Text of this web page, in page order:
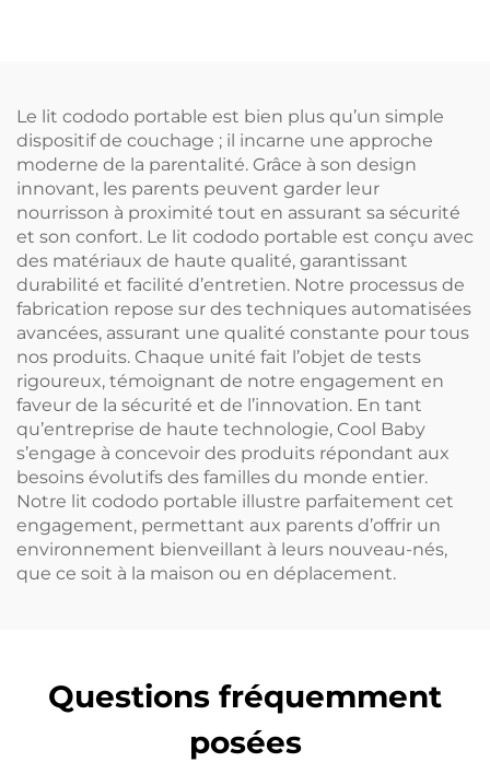
Le lit cododo portable est bien plus qu’un simple
dispositif de couchage ; il incarne une approche
moderne de la parentalité. Grâce à son design
innovant, les parents peuvent garder leur
nourrisson à proximité tout en assurant sa sécurité
et son confort. Le lit cododo portable est conçu avec
des matériaux de haute qualité, garantissant
durabilité et facilité d’entretien. Notre processus de
fabrication repose sur des techniques automatisées
avancées, assurant une qualité constante pour tous
nos produits. Chaque unité fait l’objet de tests
rigoureux, témoignant de notre engagement en
faveur de la sécurité et de l’innovation. En tant
qu’entreprise de haute technologie, Cool Baby
s’engage à concevoir des produits répondant aux
besoins évolutifs des familles du monde entier.
Notre lit cododo portable illustre parfaitement cet
engagement, permettant aux parents d’offrir un
environnement bienveillant à leurs nouveau-nés,
que ce soit à la maison ou en déplacement.
Questions fréquemment
posées